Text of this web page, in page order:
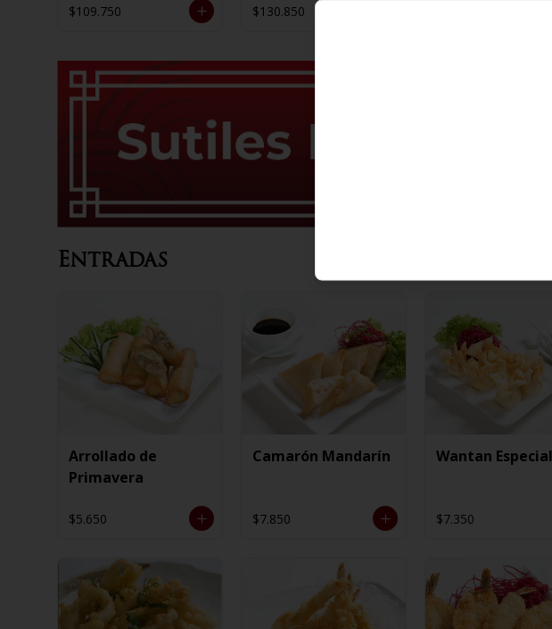
$109.750 $130.850
Entradas
Arrollado de
Primavera
$5.650
Camarón Mandarín
$7.850
Wantan Especial
$7.350